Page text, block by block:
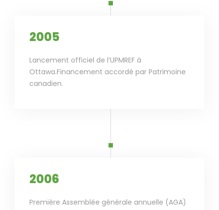
2005
Lancement officiel de l’UPMREF à
Ottawa.Financement accordé par Patrimoine
canadien.
2006
Première Assemblée générale annuelle (AGA)